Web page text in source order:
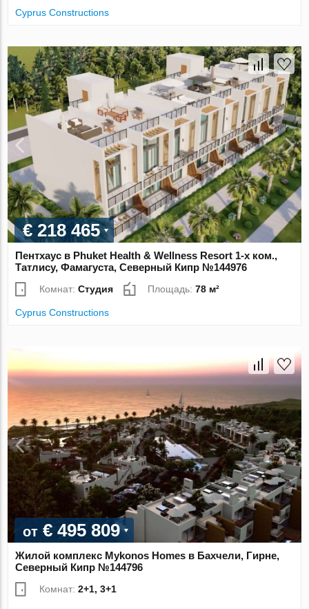
Cyprus Constructions
€ 218 465
Пентхаус в Phuket Health & Wellness Resort 1-х ком.,
Татлису, Фамагуста, Северный Кипр №144976
Комнат:Студия Площадь:78 м²
Cyprus Constructions
от € 495 809
Жилой комплекс Mykonos Homes в Бахчели, Гирне,
Северный Кипр №144796
Комнат:2+1, 3+1